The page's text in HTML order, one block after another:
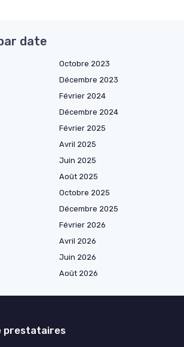
date
Octobre 2023
Décembre 2023
Février 2024
Décembre 2024
Février 2025
Avril 2025
Juin 2025
Août 2025
Octobre 2025
Décembre 2025
Février 2026
Avril 2026
Juin 2026
Août 2026
prestataires